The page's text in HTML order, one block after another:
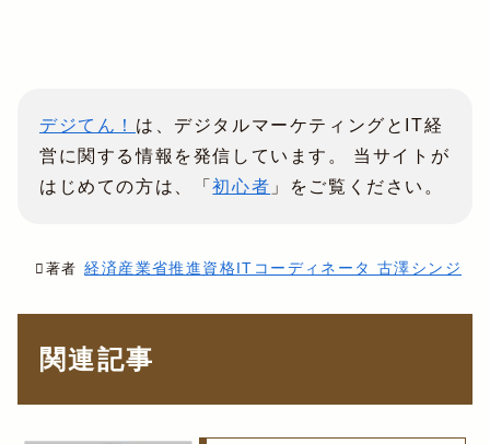
デジてん！ は、デジタルマーケティングとIT経
営に関する情報を発信しています。 当サイトが
はじめての方は、「初心者 」をご覧ください。
著者 経済産業省推進資格ITコーディネータ 古澤シンジ
関連記事